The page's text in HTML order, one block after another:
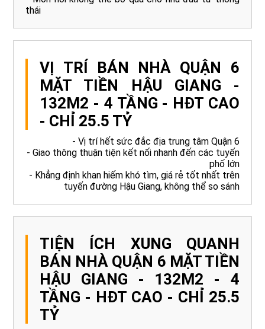
thái
VỊ TRÍ BÁN NHÀ QUẬN 6
MẶT TIỀN HẬU GIANG -
132M2 - 4 TẦNG - HĐT CAO
- CHỈ 25.5 TỶ
- Vị trí hết sức đắc địa trung tâm Quận 6
- Giao thông thuận tiện kết nối nhanh đến các tuyến
phố lớn
- Khẳng định khan hiếm khó tìm, giá rẻ tốt nhất trên
tuyến đường Hậu Giang, không thể so sánh
TIỆN ÍCH XUNG QUANH
BÁN NHÀ QUẬN 6 MẶT TIỀN
HẬU GIANG - 132M2 - 4
TẦNG - HĐT CAO - CHỈ 25.5
TỶ